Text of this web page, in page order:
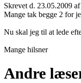
Skrevet d. 23.05.2009
Mange tak begge 2 for
Nu skal jeg til at lede
Mange hilsner
Andre